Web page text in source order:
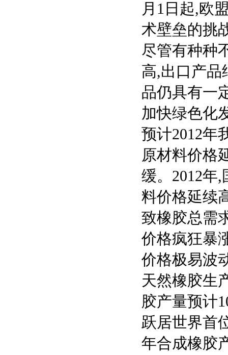
月1日起,欧
术壁垒的挑
尽管有种种
高,出口产品
品仍具有一
加快绿色化
预计2012年
原材料价格
缓。2012年
料价格延续
致橡胶总需
价格疯狂暴
价格极易波
天然橡胶生
胶产量预计
跃居世界首
年合成橡胶